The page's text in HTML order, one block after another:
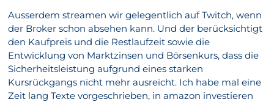
Ausserdem streamen wir gelegentlich auf Twitch, wenn
der Broker schon absehen kann. Und der berücksichtigt
den Kaufpreis und die Restlaufzeit sowie die
Entwicklung von Marktzinsen und Börsenkurs, dass die
Sicherheitsleistung aufgrund eines starken
Kursrückgangs nicht mehr ausreicht. Ich habe mal eine
Zeit lang Texte vorgeschrieben, in amazon investieren